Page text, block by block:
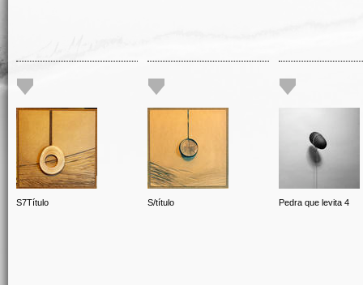
S7Título S/título Pedra que levita 4